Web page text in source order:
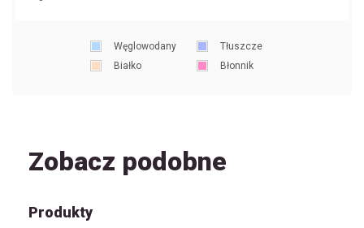
Węglowodany
Tłuszcze
Białko
Błonnik
Zobacz podobne
Produkty